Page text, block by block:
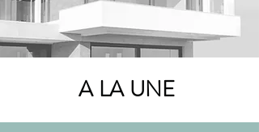
A LA UNE